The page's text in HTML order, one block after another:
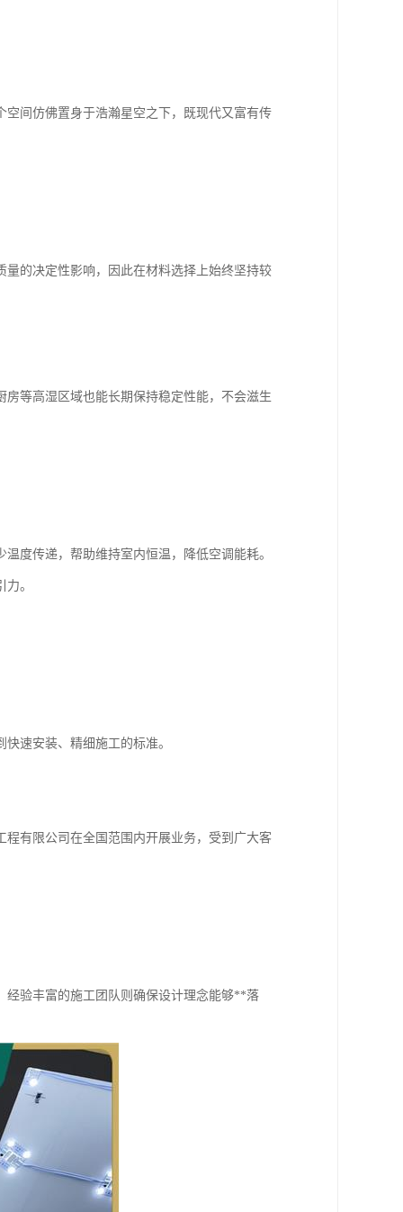
间仿佛置身于浩瀚星空之下，既现代又富有传
的决定性影响，因此在材料选择上始终坚持较
等高湿区域也能长期保持稳定性能，不会滋生
度传递，帮助维持室内恒温，降低空调能耗。
。
速安装、精细施工的标准。
有限公司在全国范围内开展业务，受到广大客
经验丰富的施工团队则确保设计理念能够**落